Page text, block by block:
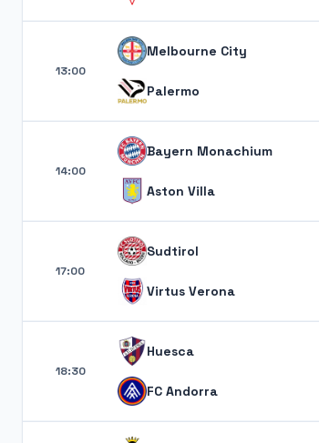
13:00
Melbourne City
Palermo
14:00
Bayern Monachium
Aston Villa
17:00
Sudtirol
Virtus Verona
18:30
Huesca
FC Andorra